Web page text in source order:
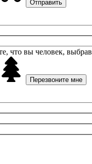
что вы человек, выбрав